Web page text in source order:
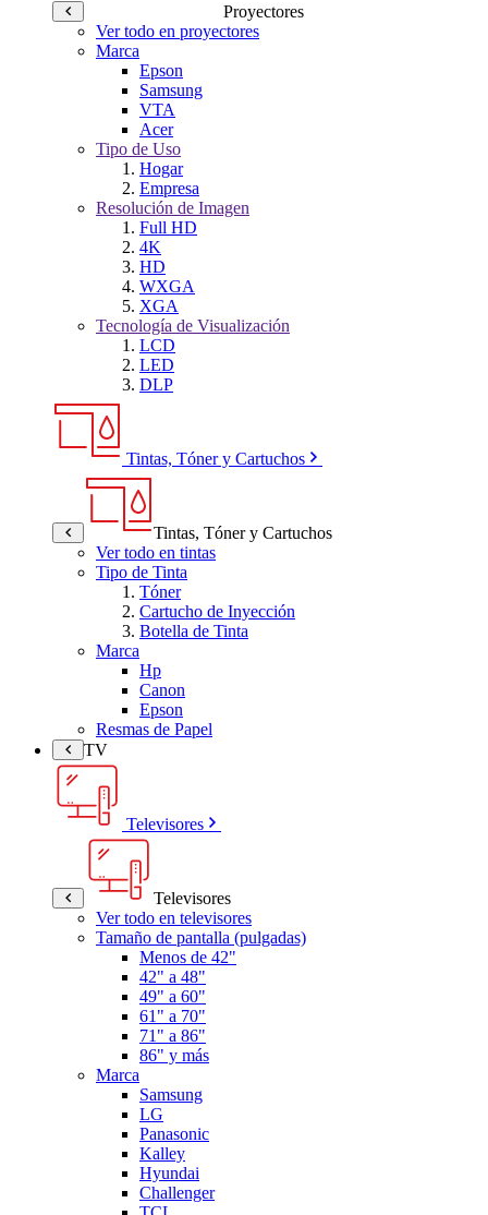
Proyectores
Ver todo en proyectores
Marca
Epson
Samsung
VTA
Acer
Tipo de Uso
Hogar
Empresa
Resolución de Imagen
Full HD
4K
HD
WXGA
XGA
Tecnología de Visualización
LCD
LED
DLP
Tintas, Tóner y Cartuchos
Tintas, Tóner y Cartuchos
Ver todo en tintas
Tipo de Tinta
Tóner
Cartucho de Inyección
Botella de Tinta
Marca
Hp
Canon
Epson
Resmas de Papel
TV
Televisores
Televisores
Ver todo en televisores
Tamaño de pantalla (pulgadas)
Menos de 42"
42" a 48"
49" a 60"
61" a 70"
71" a 86"
86" y más
Marca
Samsung
LG
Panasonic
Kalley
Hyundai
Challenger